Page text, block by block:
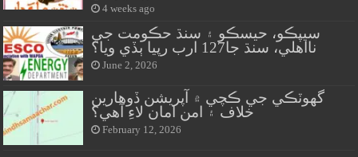
4 weeks ago
سيپڪو، حيسڪو ۽ سنڌ حڪومت جي
نااهلي، سنڌ جا127 ارب رپيا ٻڏي ويا؟
June 2, 2026
گهوٽڪي جي ڪچي ۾ آپريشن ڏوهارين
خلاف ۽ امن امان لاءِ آهي؟
February 12, 2026